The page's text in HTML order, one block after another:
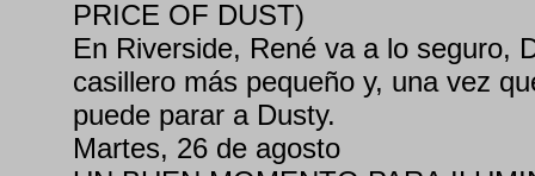
PRICE OF DUST)
En Riverside, René va a lo seguro,
casillero más pequeño y, una vez
puede parar a Dusty.
Martes, 26 de agosto